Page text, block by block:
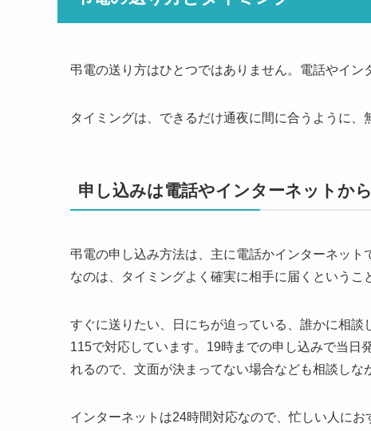
弔電の送り方はひとつではありません。電話やイン
タイミングは、できるだけ通夜に間に合うように、
申し込みは電話やインターネットから
弔電の申し込み方法は、主に電話かインターネッ
なのは、タイミングよく確実に相手に届くというこ
すぐに送りたい、日にちが迫っている、誰かに相
115で対応しています。19時までの申し込みで当日
れるので、文面が決まってない場合なども相談しな
インターネットは24時間対応なので、忙しい人に